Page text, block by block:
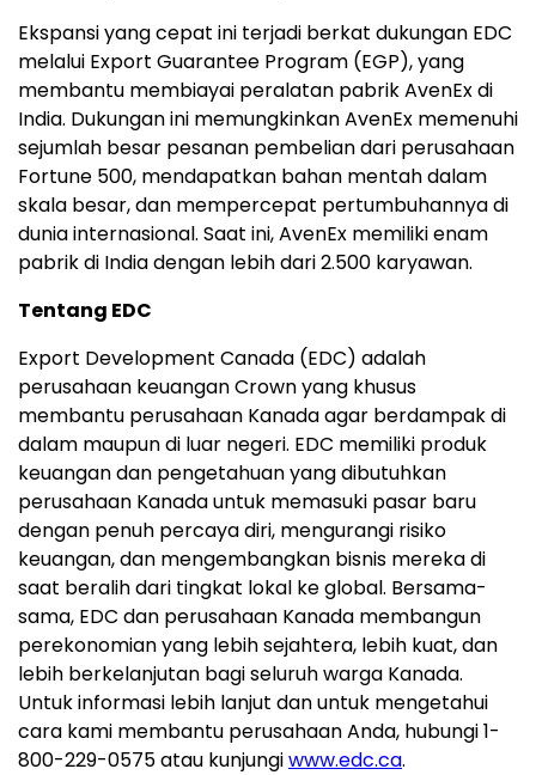
Ekspansi yang cepat ini terjadi berkat dukungan EDC
melalui Export Guarantee Program (EGP), yang
membantu membiayai peralatan pabrik AvenEx di
India. Dukungan ini memungkinkan AvenEx memenuhi
sejumlah besar pesanan pembelian dari perusahaan
Fortune 500, mendapatkan bahan mentah dalam
skala besar, dan mempercepat pertumbuhannya di
dunia internasional. Saat ini, AvenEx memiliki enam
pabrik di India dengan lebih dari 2.500 karyawan.
Tentang EDC
Export Development Canada (EDC) adalah
perusahaan keuangan Crown yang khusus
membantu perusahaan Kanada agar berdampak di
dalam maupun di luar negeri. EDC memiliki produk
keuangan dan pengetahuan yang dibutuhkan
perusahaan Kanada untuk memasuki pasar baru
dengan penuh percaya diri, mengurangi risiko
keuangan, dan mengembangkan bisnis mereka di
saat beralih dari tingkat lokal ke global. Bersama-
sama, EDC dan perusahaan Kanada membangun
perekonomian yang lebih sejahtera, lebih kuat, dan
lebih berkelanjutan bagi seluruh warga Kanada.
Untuk informasi lebih lanjut dan untuk mengetahui
cara kami membantu perusahaan Anda, hubungi 1-
800-229-0575 atau kunjungiwww.edc.ca.